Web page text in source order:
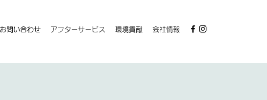
お問い合わせ アフターサービス 環境貢献 会社情報